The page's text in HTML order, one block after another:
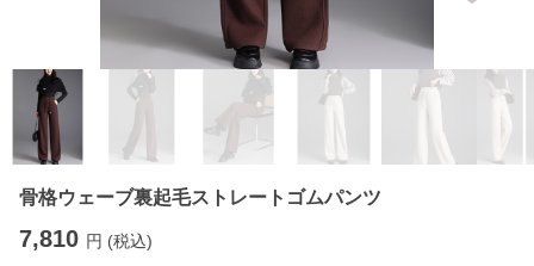
骨格ウェーブ裏起毛ストレートゴムパンツ
7,810 円 (税込)